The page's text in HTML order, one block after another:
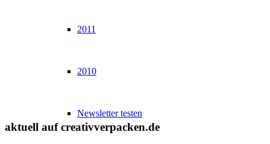
2011
2010
Newsletter testen
aktuell auf creativverpacken.de